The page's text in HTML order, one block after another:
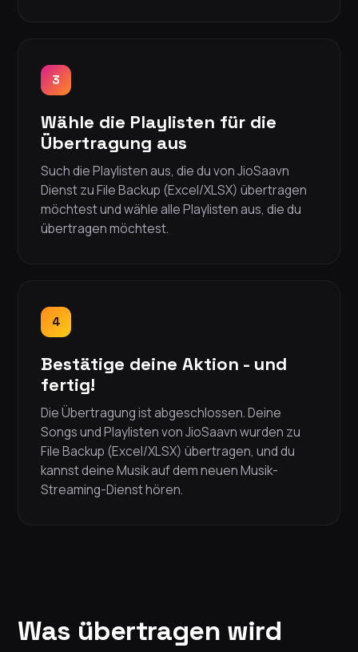
3
Wähle die Playlisten für die
Übertragung aus
Such die Playlisten aus, die du von JioSaavn
Dienst zu File Backup (Excel/XLSX) übertragen
möchtest und wähle alle Playlisten aus, die du
übertragen möchtest.
4
Bestätige deine Aktion - und
fertig!
Die Übertragung ist abgeschlossen. Deine
Songs und Playlisten von JioSaavn wurden zu
File Backup (Excel/XLSX) übertragen, und du
kannst deine Musik auf dem neuen Musik-
Streaming-Dienst hören.
Was übertragen wird